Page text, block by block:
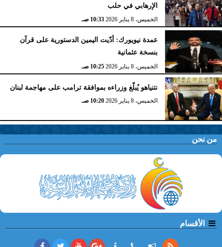
الإرهابي في حلب
الخميس، 8 يناير 2026 10:33 صـ
عمدة نيويورك: أدّيت اليمين الدستورية على قرآن
بنسخة عثمانية
الخميس، 8 يناير 2026 10:25 صـ
نتنياهو يُبلّغ وزراءه بموافقة ترامب على مهاجمة لبنان
الخميس، 8 يناير 2026 10:20 صـ
من نحن
الأقسام